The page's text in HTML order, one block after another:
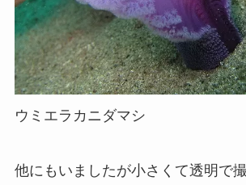
ウミエラカニダマシ
他にもいましたが小さくて透明で